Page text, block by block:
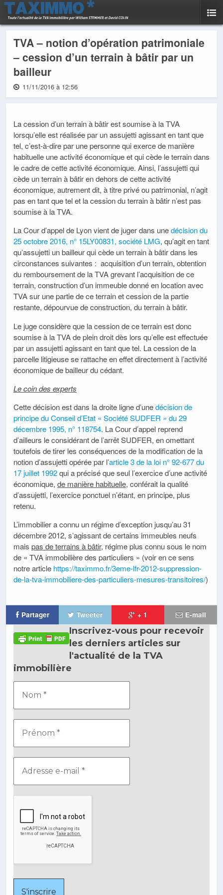
TVA – notion d’opération patrimoniale
– cession d’un terrain à bâtir par un
bailleur
11/11/2016 à 12:56
La cession d’un terrain à bâtir est soumise à la TVA
lorsqu’elle est réalisée par un assujetti agissant en tant que
tel, c’est-à-dire par une personne qui exerce de manière
habituelle une activité économique et qui cède le terrain dans
le cadre de cette activité économique. Ainsi, l’assujetti qui
cède un terrain à bâtir en dehors de cette activité
économique, autrement dit, à titre privé ou patrimonial, n’agit
pas en tant que tel et la cession du terrain à bâtir n’est pas
soumise à la TVA.
La Cour d’appel de Lyon vient de juger dans unedécision du
25 octobre 2016, n° 15LY00831, société LMG, qu’agit en tant
qu’assujetti un bailleur qui cède un terrain à bâtir dans les
circonstances suivantes : acquisition d’un terrain, obtention
du remboursement de la TVA grevant l’acquisition de ce
terrain, construction d’un immeuble donné en location avec
TVA sur une partie de ce terrain et cession de la partie
restante, dépourvue de construction, du terrain à bâtir.
Le juge considère que la cession de ce terrain est donc
soumise à la TVA de plein droit dès lors qu’elle est effectuée
par un assujetti agissant en tant que tel. La cession de la
parcelle litigieuse se rattache en effet directement à l’activité
économique de bailleur du cédant.
Le coin des experts
Cette décision est dans la droite ligne d’unedécision de
principe du Conseil d’Etat « Société SUDFER » du 29
décembre 1995, n° 118754. La Cour d’appel reprend
d’ailleurs le considérant de l’arrêt SUDFER, en omettant
toutefois de tirer les conséquences de la modification de la
notion d’assujetti opérée par l’article 3 de la loi n° 92-677 du
17 juillet 1992qui a précisé que seul l’exercice d’une activité
économique, de manière habituelle, conférait la qualité
d’assujetti, l’exercice ponctuel n’étant, en principe, plus
retenu.
L’immobilier a connu un régime d’exception jusqu’au 31
décembre 2012, s’agissant de certains immeubles neufs
mais pas de terrains à bâtir, régime plus connu sous le nom
de « TVA immobilière des particuliers » (voir en ce sens
notre article https://taximmo.fr/3eme-lfr-2012-suppression-
de-la-tva-immobiliere-des-particuliers-mesures-transitoires/)
Partager Tweeter + 1 E-mail
Inscrivez-vous pour recevoir
les derniers articles sur
l'actualité de la TVA
immobilière